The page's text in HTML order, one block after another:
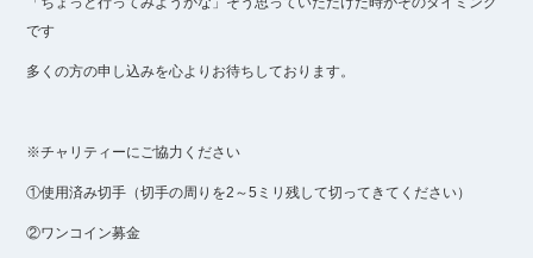
です
多くの方の申し込みを心よりお待ちしております。
※チャリティーにご協力ください
①使用済み切手（切手の周りを2～5ミリ残して切ってきてください）
②ワンコイン募金